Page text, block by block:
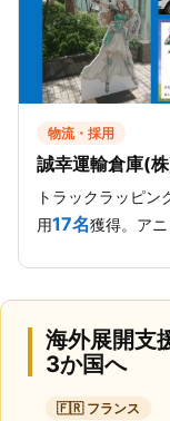
物流・採用
誠幸運輸倉庫(
トラックラッピン
用17名獲得。アニ
海外展開支
3か国へ
🇫🇷 フランス